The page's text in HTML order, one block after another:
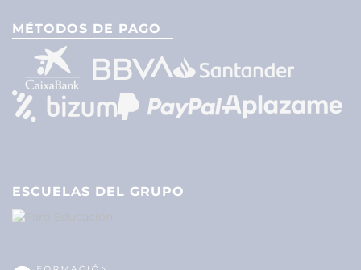
MÉTODOS DE PAGO
ESCUELAS DEL GRUPO